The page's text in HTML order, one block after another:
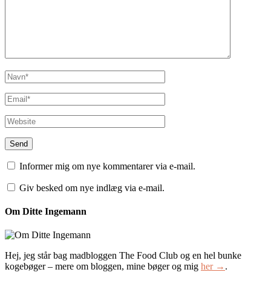
Informer mig om nye kommentarer via e-mail.
Giv besked om nye indlæg via e-mail.
Om Ditte Ingemann
Hej, jeg står bag madbloggen The Food Club og en hel bunke
kogebøger – mere om bloggen, mine bøger og mig her → .